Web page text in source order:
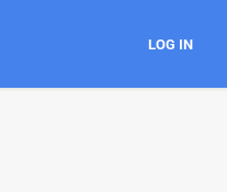
LOG IN